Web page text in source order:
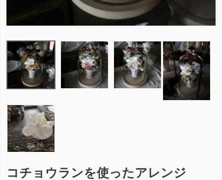
コチョウランを使ったアレンジ